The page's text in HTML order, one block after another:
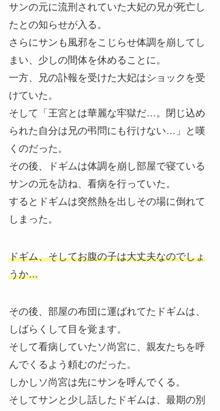
サンの元に流刑されていた大妃の兄が死亡し
たとの知らせが入る。
さらにサンも風邪をこじらせ体調を崩してし
まい、少しの間体を休めることに。
一方、兄の訃報を受けた大妃はショックを受
けていた。
そして「王宮とは華麗な牢獄だ…。閉じ込め
られた自分は兄の弔問にも行けない…」と嘆
くのだった。
その後、ドギムは体調を崩し部屋で寝ている
サンの元を訪ね、看病を行っていた。
するとドギムは突然熱を出しその場に倒れて
しまった。
ドギム、そしてお腹の子は大丈夫なのでしょ
うか…
その後、部屋の布団に運ばれてたドギムは、
しばらくして目を覚ます。
そして看病していたソ尚宮に、親友たちを呼
んでくるよう頼むのだった。
しかしソ尚宮は先にサンを呼んでくる。
そしてサンと少し話したドギムは、最期の別